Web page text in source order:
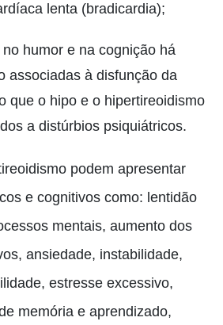
lenta (bradicardia);
humor e na cognição há
associadas à disfunção da
que o hipo e o hipertireoidismo
a distúrbios psiquiátricos.
podem apresentar
e cognitivos como: lentidão
mentais, aumento dos
ansiedade, instabilidade,
estresse excessivo,
memória e aprendizado,